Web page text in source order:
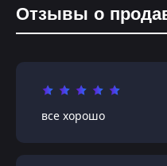
Отзывы о
все хорошо